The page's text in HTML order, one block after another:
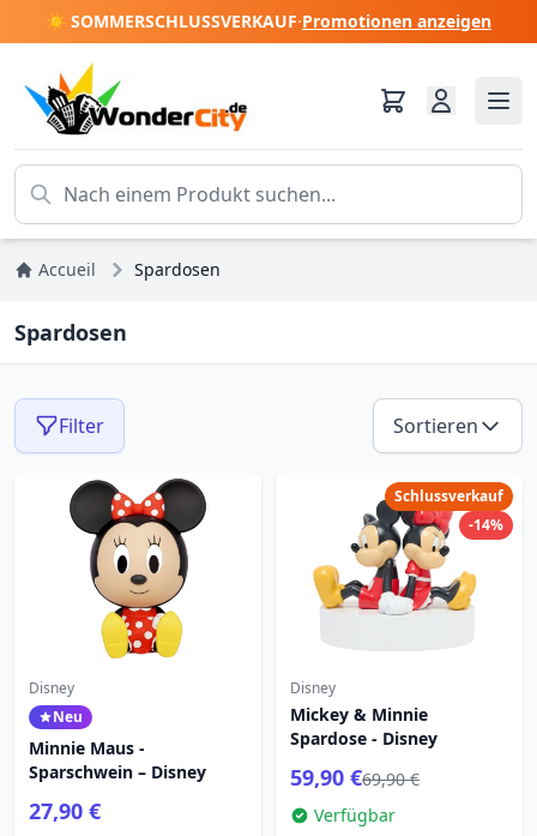
☀️ SOMMERSCHLUSSVERKAUF·Promotionen anzeigen
Accueil Spardosen
Spardosen
Filter Sortieren
Disney
Neu
Minnie Maus -
Sparschwein – Disney
27,90 €
Schlussverkauf
-14%
Disney
Mickey & Minnie
Spardose - Disney
59,90 €69,90 €
Verfügbar